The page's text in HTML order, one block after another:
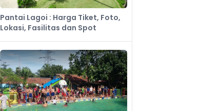
Pantai Lagoi : Harga Tiket, Foto,
Lokasi, Fasilitas dan Spot